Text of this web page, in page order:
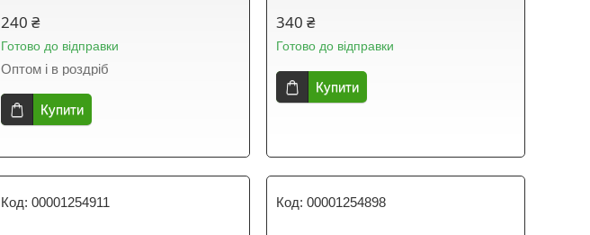
240 ₴
Готово до відправки
Оптом і в роздріб
Купити
340 ₴
Готово до відправки
Купити
00001254911 00001254898